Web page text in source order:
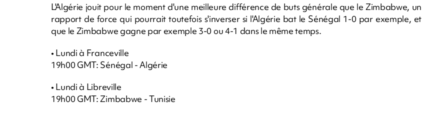
L'Algérie jouit pour le moment d'une meilleure différence de buts générale que le Zimbabwe, un
rapport de force qui pourrait toutefois s'inverser si l'Algérie bat le Sénégal 1-0 par exemple, et
que le Zimbabwe gagne par exemple 3-0 ou 4-1 dans le même temps.
• Lundi à Franceville
19h00 GMT: Sénégal - Algérie
• Lundi à Libreville
19h00 GMT: Zimbabwe - Tunisie